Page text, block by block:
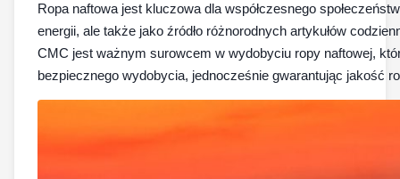
Ropa naftowa jest kluczowa dla współczesnego
energii, ale także jako źródło różnorodnych artykułów
CMC jest ważnym surowcem w wydobyciu ropy naftowej,
bezpiecznego wydobycia, jednocześnie gwarantując jakość